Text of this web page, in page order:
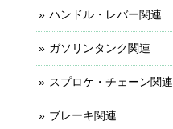
ハンドル・レバー関連
ガソリンタンク関連
スプロケ・チェーン関連
ブレーキ関連